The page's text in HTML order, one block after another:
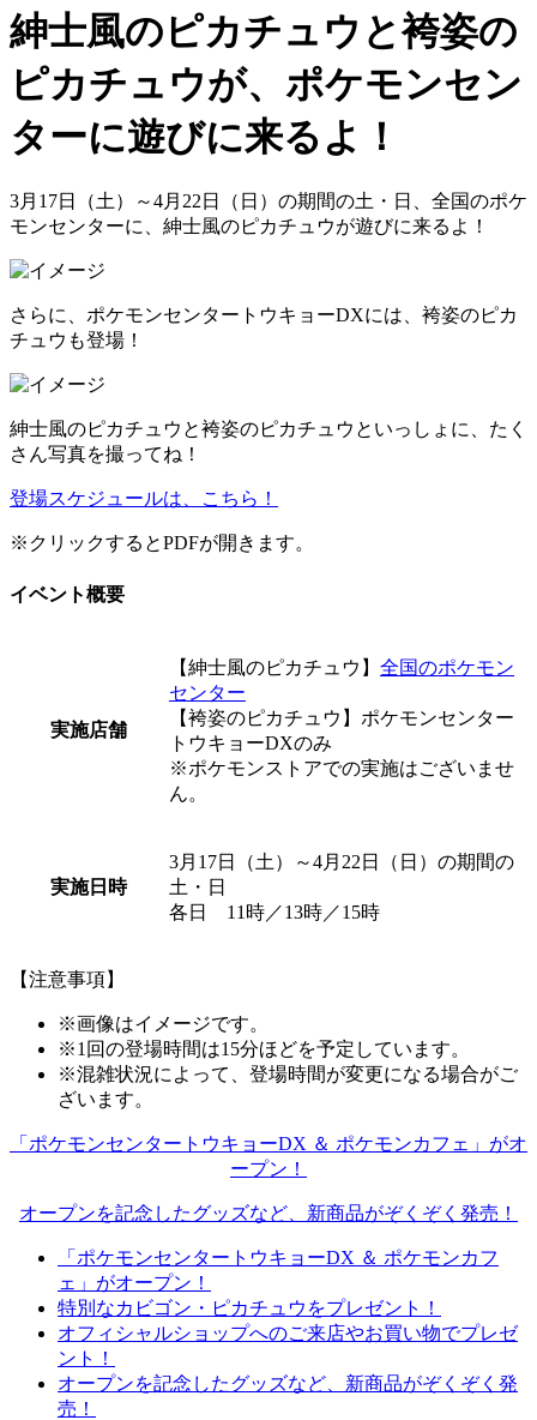
紳士風のピカチュウと袴姿の
ピカチュウが、ポケモンセン
ターに遊びに来るよ！
3月17日（土）～4月22日（日）の期間の土・日、全国のポケ
モンセンターに、紳士風のピカチュウが遊びに来るよ！
さらに、ポケモンセンタートウキョーDXには、袴姿のピカ
チュウも登場！
紳士風のピカチュウと袴姿のピカチュウといっしょに、たく
さん写真を撮ってね！
登場スケジュールは、こちら！
※クリックするとPDFが開きます。
イベント概要
実施店舗
【紳士風のピカチュウ】 全国のポケモン
センター
【袴姿のピカチュウ】 ポケモンセンター
トウキョーDXのみ
※ポケモンストアでの実施はございませ
ん。
実施日時
3月17日（土）～4月22日（日）の期間の
土・日
各日 11時／13時／15時
【注意事項】
※画像はイメージです。
※1回の登場時間は15分ほどを予定しています。
※混雑状況によって、登場時間が変更になる場合がご
ざいます。
「ポケモンセンタートウキョーDX ＆ ポケモンカフェ」がオ
ープン！
オープンを記念したグッズなど、新商品がぞくぞく発売！
「ポケモンセンタートウキョーDX ＆ ポケモンカフ
ェ」がオープン！
特別なカビゴン・ピカチュウをプレゼント！
オフィシャルショップへのご来店やお買い物でプレゼ
ント！
オープンを記念したグッズなど、新商品がぞくぞく発
売！